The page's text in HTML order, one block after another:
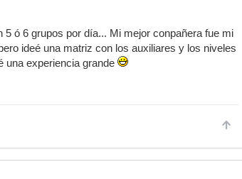
ó 6 grupos por día... Mi mejor conpañera fue mi
ideé una matriz con los auxiliares y los niveles
una experiencia grande